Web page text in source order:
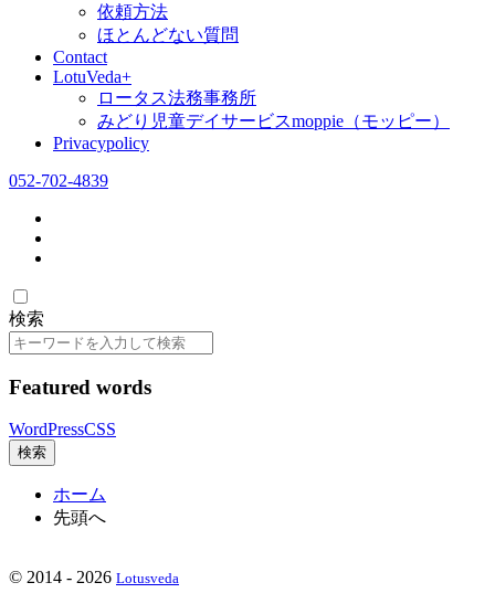
依頼方法
ほとんどない質問
Contact
LotuVeda+
ロータス法務事務所
みどり児童デイサービスmoppie（モッピー）
Privacypolicy
052-702-4839
検索
検
Featured words
WordPressCSS
検索
ホーム
先頭へ
© 2014 - 2026 Lotusveda